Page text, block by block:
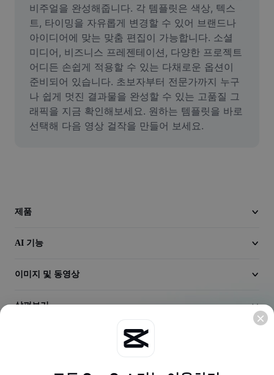
AI People Remover
AI Inpainting
Face Cutout
동영상
동영상 배경 삭제
동영상 길이 다듬기
동영상에 자막 추가
비주얼을 완성해줍니다. 각 템플릿은 색상, 텍스
트, 타이밍을 자유롭게 변경할 수 있어 브랜드나
아이디어에 맞는 맞춤 편집이 가능합니다. 소셜
미디어, 비즈니스 프레젠테이션, 다양한 프로젝트
어디든 손쉽게 적용할 수 있는 다채로운 옵션이
준비되어 있습니다. 초보자부터 전문가까지 누구
나 쉽게 멋진 결과물을 완성할 수 있는 고품질 그
래픽을 지금 확인해보세요. 원하는 템플릿을 바로
선택해 다음 영상 걸작을 만들어 보세요.
제품
AI 기능
이미지 및 동영상
살펴보기